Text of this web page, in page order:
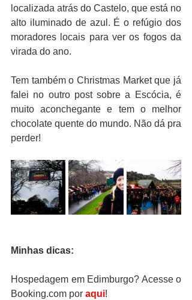
localizada atrás do Castelo, que está no
alto iluminado de azul. É o refúgio dos
moradores locais para ver os fogos da
virada do ano.
Tem também o Christmas Market que já
falei no outro post sobre a Escócia, é
muito aconchegante e tem o melhor
chocolate quente do mundo. Não dá pra
perder!
Minhas dicas:
Hospedagem em Edimburgo? Acesse o
Booking.com por aqui!